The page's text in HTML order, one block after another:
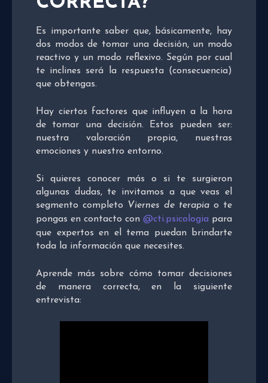
Es importante saber que, básicamente, hay
dos modos de tomar una decisión, un modo
reactivo y un modo reflexivo. Según por cual
te inclines será la respuesta (consecuencia)
que obtengas.
Hay ciertos factores que influyen a la hora
de tomar una decisión. Estos pueden ser:
nuestra valoración propia, nuestras
emociones y nuestro entorno.
Si quieres conocer más o si te surgieron
algunas dudas, te invitamos a que veas el
segmento completo
Viernes de terapia o te
pongas en contacto con @cti.psicologia para
que expertos en el tema puedan brindarte
toda la información que necesites.
Aprende más sobre cómo tomar decisiones
de manera correcta, en la siguiente
entrevista: